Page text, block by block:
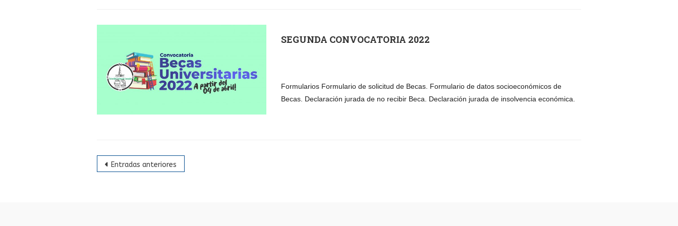
SEGUNDA CONVOCATORIA 2022
Formularios Formulario de solicitud de Becas. Formulario de datos socioeconómicos de
Becas. Declaración jurada de no recibir Beca. Declaración jurada de insolvencia económica.
entradas
Entradas anteriores